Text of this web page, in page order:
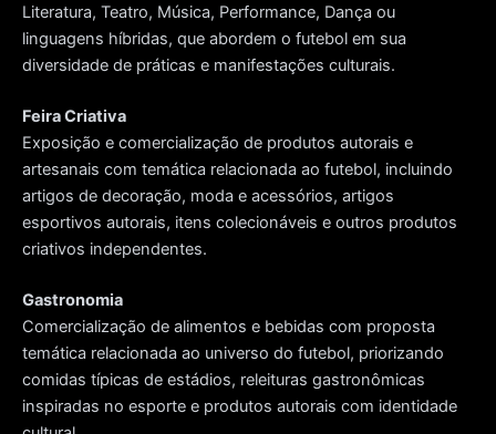
Literatura, Teatro, Música, Performance, Dança ou
linguagens híbridas, que abordem o futebol em sua
diversidade de práticas e manifestações culturais.
Feira Criativa
Exposição e comercialização de produtos autorais e
artesanais com temática relacionada ao futebol, incluindo
artigos de decoração, moda e acessórios, artigos
esportivos autorais, itens colecionáveis e outros produtos
criativos independentes.
Gastronomia
Comercialização de alimentos e bebidas com proposta
temática relacionada ao universo do futebol, priorizando
comidas típicas de estádios, releituras gastronômicas
inspiradas no esporte e produtos autorais com identidade